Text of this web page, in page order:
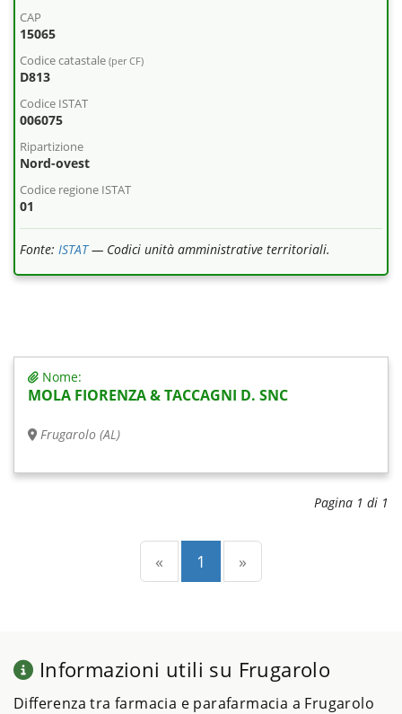
CAP
15065
Codice catastale (per CF)
D813
Codice ISTAT
006075
Ripartizione
Nord-ovest
Codice regione ISTAT
01
Fonte: ISTAT— Codici unità amministrative territoriali.
Nome:
MOLA FIORENZA & TACCAGNI D. SNC
Frugarolo (AL)
Pagina 1 di 1
« Precedente
1 (current)
»
Informazioni utili su Frugarolo
Differenza tra farmacia e parafarmacia a Frugarolo